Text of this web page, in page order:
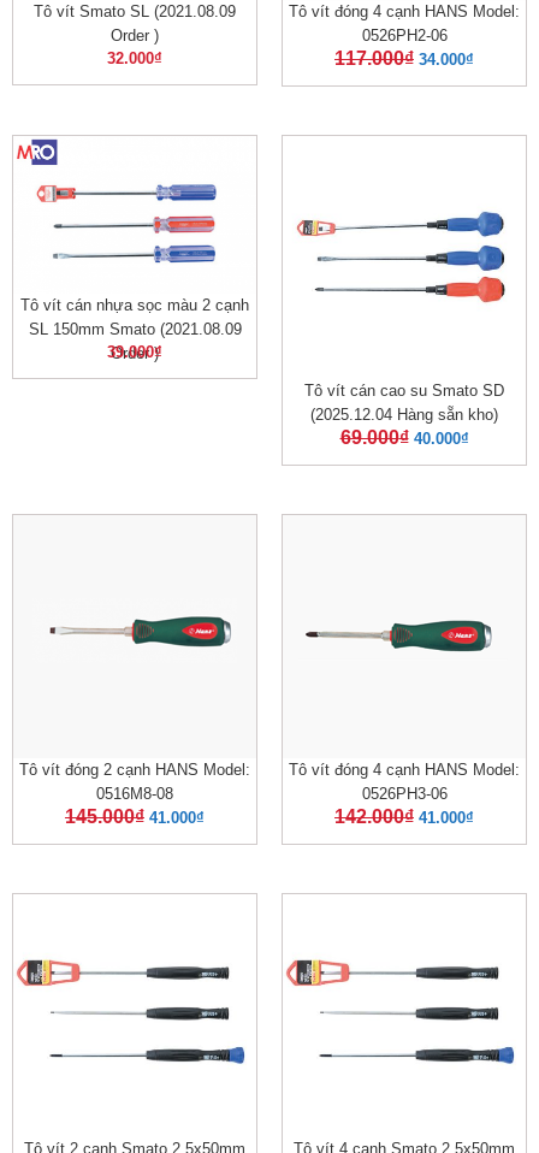
Tô vít Smato SL (2021.08.09
Order )
32.000₫
Tô vít đóng 4 cạnh HANS Model:
0526PH2-06
117.000₫ 34.000₫
Tô vít cán nhựa sọc màu 2 cạnh
SL 150mm Smato (2021.08.09
Order )
39.000₫
Tô vít cán cao su Smato SD
(2025.12.04 Hàng sẵn kho)
69.000₫ 40.000₫
Tô vít đóng 2 cạnh HANS Model:
0516M8-08
145.000₫ 41.000₫
Tô vít đóng 4 cạnh HANS Model:
0526PH3-06
142.000₫ 41.000₫
Tô vít 2 cạnh Smato 2.5x50mm Tô vít 4 cạnh Smato 2.5x50mm